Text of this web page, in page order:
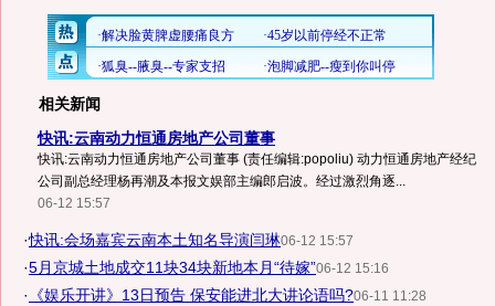
相关新闻
快讯:云南动力恒通房地产公司董事
快讯:云南动力恒通房地产公司董事 (责任编辑:popoliu) 动力恒通房地产经纪
公司副总经理杨再潮及本报文娱部主编郎启波。经过激烈角逐...
06-12 15:57
·快讯:会场嘉宾云南本土知名导演闫琳06-12 15:57
·5月京城土地成交11块34块新地本月“待嫁”06-12 15:16
· 《娱乐开讲》13日预告 保安能进北大讲论语吗?06-11 11:28